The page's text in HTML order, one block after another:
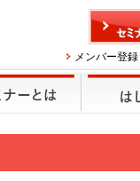
メンバー登録